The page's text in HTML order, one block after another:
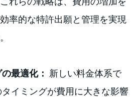
率的な特許出願と管理を実現
最適化： 新しい料金体系で
イミングが費用に大きな影響